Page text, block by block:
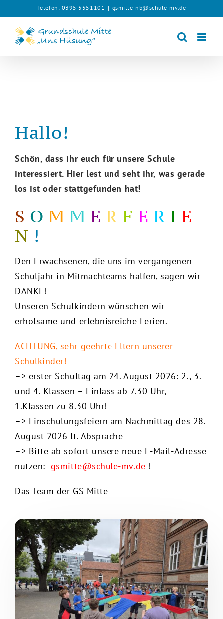
springen
Telefon: 0395 5551101 | gsmitte-nb@schule-mv.de
Hallo!
Schön, dass ihr euch für unsere Schule
interessiert. Hier lest und seht ihr, was gerade
los ist oder stattgefunden hat!
S O M M E R F E R I E
N !
Den Erwachsenen, die uns im vergangenen
Schuljahr in Mitmachteams halfen, sagen wir
DANKE!
Unseren Schulkindern wünschen wir
erholsame und erlebnisreiche Ferien.
ACHTUNG, sehr geehrte Eltern unserer
Schulkinder!
–> erster Schultag am 24. August 2026: 2., 3.
und 4. Klassen – Einlass ab 7.30 Uhr,
1.Klassen zu 8.30 Uhr!
–> Einschulungsfeiern am Nachmittag des 28.
August 2026 lt. Absprache
–> Bitte ab sofort unsere neue E-Mail-Adresse
nutzen: gsmitte@schule-mv.de !
Das Team der GS Mitte